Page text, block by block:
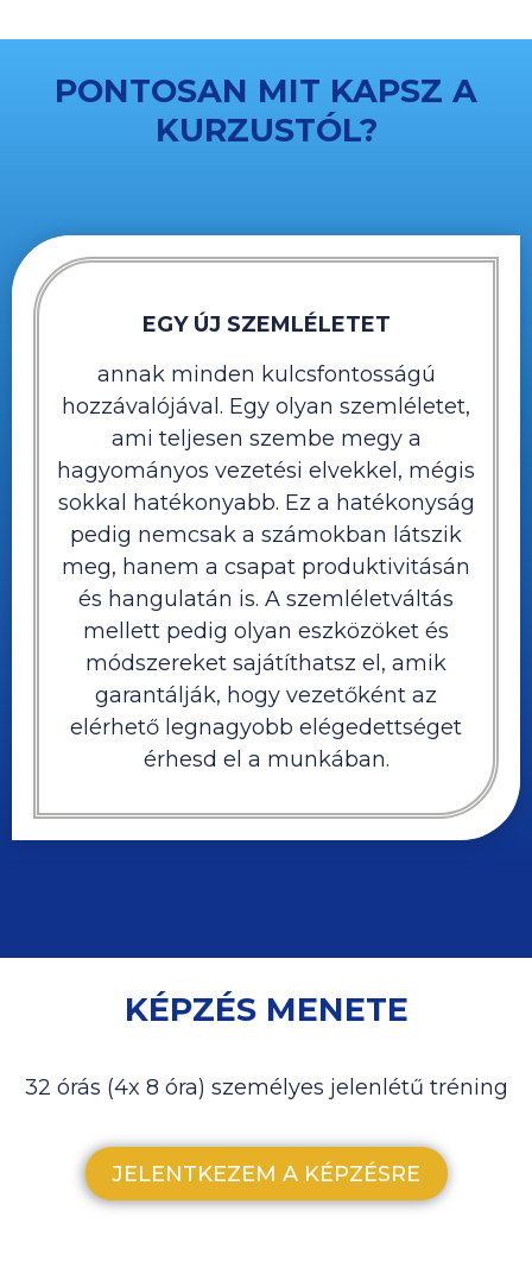
PONTOSAN MIT KAPSZ A
KURZUSTÓL?
EGY ÚJ SZEMLÉLETET
annak minden kulcsfontosságú
hozzávalójával. Egy olyan szemléletet,
ami teljesen szembe megy a
hagyományos vezetési elvekkel, mégis
sokkal hatékonyabb. Ez a hatékonyság
pedig nemcsak a számokban látszik
meg, hanem a csapat produktivitásán
és hangulatán is. A szemléletváltás
mellett pedig olyan eszközöket és
módszereket sajátíthatsz el, amik
garantálják, hogy vezetőként az
elérhető legnagyobb elégedettséget
érhesd el a munkában.
KÉPZÉS MENETE
32 órás (4x 8 óra) személyes jelenlétű tréning
JELENTKEZEM A KÉPZÉSRE